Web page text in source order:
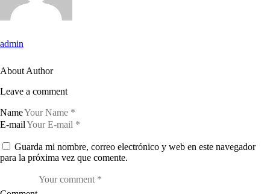
admin
About Author
Leave a comment
Name
E-mail
Guarda mi nombre, correo electrónico y web en este navegador
para la próxima vez que comente.